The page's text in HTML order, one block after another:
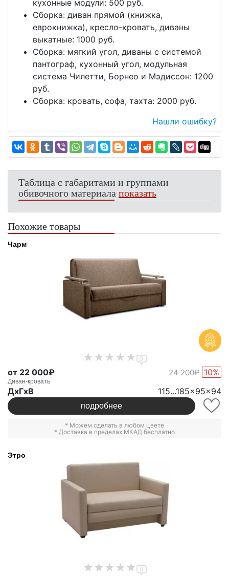
кухонные модули: 500 руб.
Сборка: диван прямой (книжка,
еврокнижка), кресло-кровать, диваны
выкатные: 1000 руб.
Сборка: мягкий угол, диваны с системой
пантограф, кухонный угол, модульная
система Чилетти, Борнео и Мэдиссон: 1200
руб.
Сборка: кровать, софа, тахта: 2000 руб.
Нашли ошибку?
Таблица с габаритами и группами
обивочного материалапоказать
Похожие товары
Чарм
0
от 22 000₽ 24 200₽ 10%
Диван-кровать
ДxГxВ 115...185x95x94
подробнее
* Можем сделать в любом цвете
* Доставка в пределах МКАД бесплатно
Этро
0